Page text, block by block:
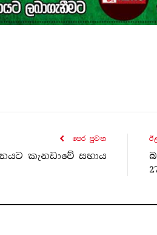
පෙර පුව​ත
කැනඩාවේ සහාය